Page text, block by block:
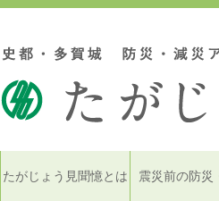
たがじょう見聞憶とは 震災前の防災